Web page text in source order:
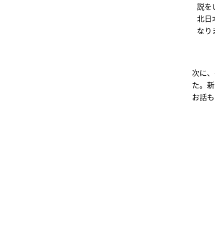
説を
北日
なり
次に
た。
お話